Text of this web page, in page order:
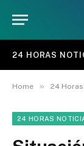
24 HORAS
Home » 24
24 HORAS